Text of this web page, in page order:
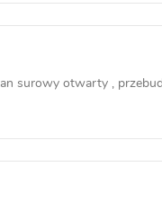
surowy otwarty ,